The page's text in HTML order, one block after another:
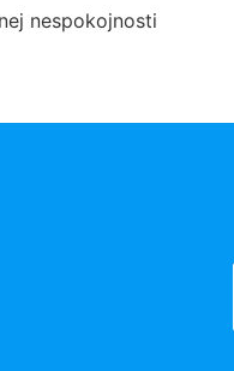
nespokojnosti